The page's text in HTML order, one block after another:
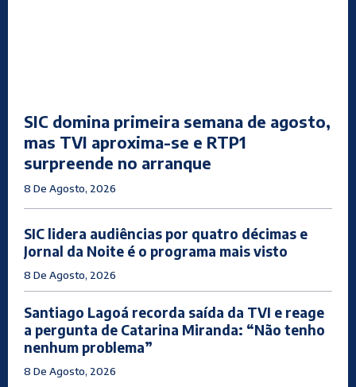
SIC domina primeira semana de agosto,
mas TVI aproxima-se e RTP1
surpreende no arranque
8 De Agosto, 2026
SIC lidera audiências por quatro décimas e
Jornal da Noite é o programa mais visto
8 De Agosto, 2026
Santiago Lagoá recorda saída da TVI e reage
a pergunta de Catarina Miranda: “Não tenho
nenhum problema”
8 De Agosto, 2026